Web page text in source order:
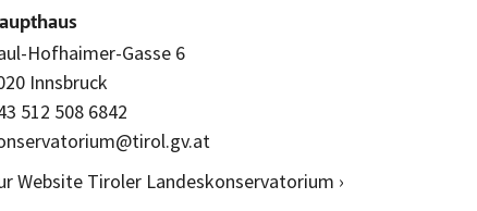
Hofhaimer-Gasse 6
Innsbruck
512 508 6842
Website Tiroler Landeskonservatorium ›